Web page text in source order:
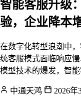
智能客服升级
验，企业降本
在数字化转型浪潮中
统客服模式面临响应
模型技术的爆发，智
中通天鸿 2026年